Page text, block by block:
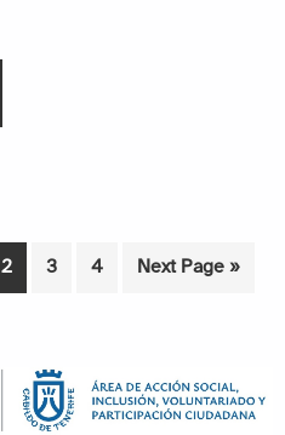
2 3 4 Next Page »